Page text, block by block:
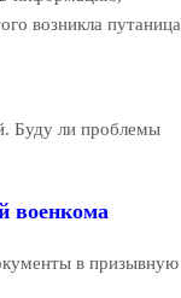
возникла путаница
Буду ли проблемы
военкома
в призывную